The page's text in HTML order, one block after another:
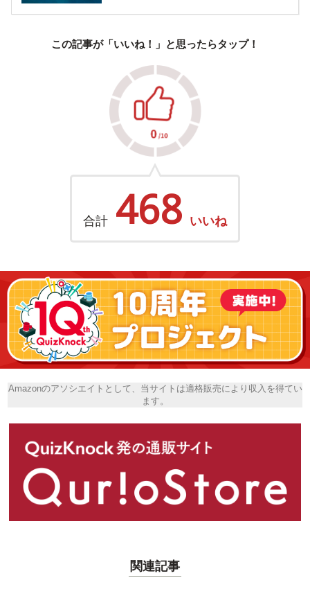
この記事が「いいね！」と思ったらタップ！
合計 468 いいね
Amazonのアソシエイトとして、当サイトは適格販売により収入を得てい
ます。
関連記事